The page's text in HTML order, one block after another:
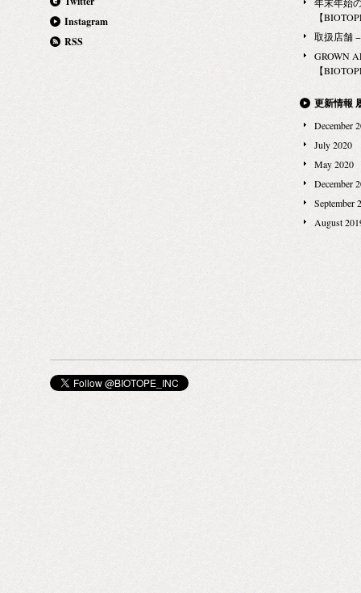
Instagram
RSS
【
取扱店舗
GROWN
【
更新情報
December
July 2020
May 2020
December
September
August